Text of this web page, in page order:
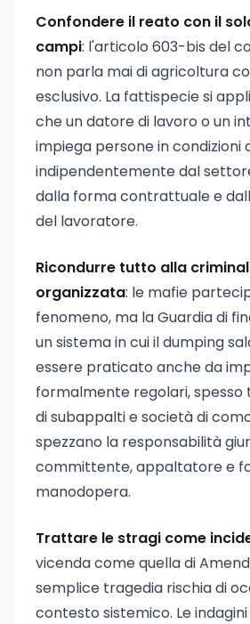
Confondere il reato con il
campi: l'articolo 603-bis del
non parla mai di agricoltura
esclusivo. La fattispecie si
che un datore di lavoro o un
impiega persone in
indipendentemente dal
dalla forma contrattuale e
del lavoratore.
Ricondurre tutto alla
organizzata: le mafie
fenomeno, ma la Guardia di
un sistema in cui il dumping
essere praticato anche da
formalmente regolari,
di subappalti e società di
spezzano la responsabilità
committente, appaltatore e
manodopera.
Trattare le stragi come
vicenda come quella di
semplice tragedia rischia di
contesto sistemico. Le